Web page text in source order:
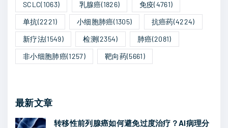
7
5
.
e
SCLC(1063) 乳腺癌(1826) 免疫(4761)
单抗(2221) 小细胞肺癌(1305) 抗癌药(4224)
新疗法(1549) 检测(2354) 肺癌(2081)
非小细胞肺癌(1257) 靶向药(5661)
最新文章
转移性前列腺癌如何避免过度治疗？AI病理分